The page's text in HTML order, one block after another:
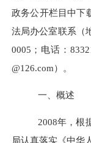
政务公开栏目中下
法局办公室联系（
0005；电话：
@126.com）。
一、概述
2008年，根
局认真落实《中华